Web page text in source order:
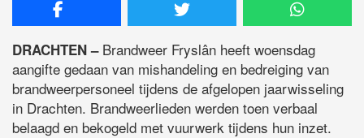
DRACHTEN –Brandweer Fryslân heeft woensdag
aangifte gedaan van mishandeling en bedreiging van
brandweerpersoneel tijdens de afgelopen jaarwisseling
in Drachten. Brandweerlieden werden toen verbaal
belaagd en bekogeld met vuurwerk tijdens hun inzet.